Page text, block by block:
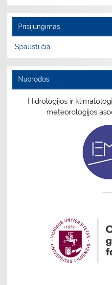
Prisijungimas
Spausti čia
Nuorodos
Hidrologijos ir
meteorologijos